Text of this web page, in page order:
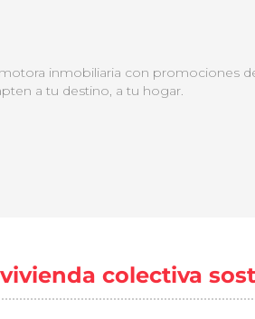
inmobiliaria con promociones
a tu destino, a tu hogar.
colectiva